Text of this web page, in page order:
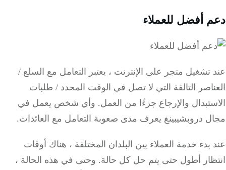
أفضل للعملاء
تشغيل متجر على الإنترنت ، يعتبر التعامل مع السلع /
التالفة التي لا تصل في الوقت المحدد / طلبات
والإرجاع جزءًا من العمل.وأي شخص يعمل في
دروبشيبينغ يعرف مدى صعوبة التعامل مع العائدات.
بدء خدمة العملاء بين البلدان المختلفة ، هناك أوقات
أطول حتى يتم حل كل حالة.وحتى في هذه الحالة ،